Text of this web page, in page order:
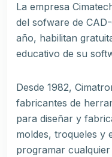
La empresa
del sofware de
año, habilitan
educativo de su
Desde 1982,
fabricantes de
para diseñar y
moldes, troqueles y
programar